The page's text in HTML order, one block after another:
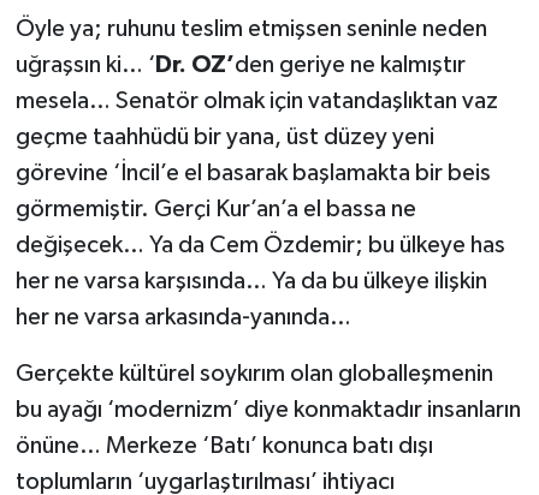
Öyle ya; ruhunu teslim etmişsen seninle neden
uğraşsın ki… ‘ Dr. OZ’den geriye ne kalmıştır
mesela… Senatör olmak için vatandaşlıktan vaz
geçme taahhüdü bir yana, üst düzey yeni
görevine ‘İncil’e el basarak başlamakta bir beis
görmemiştir. Gerçi Kur’an’a el bassa ne
değişecek… Ya da Cem Özdemir; bu ülkeye has
her ne varsa karşısında… Ya da bu ülkeye ilişkin
her ne varsa arkasında-yanında…
Gerçekte kültürel soykırım olan globalleşmenin
bu ayağı ‘modernizm’ diye konmaktadır insanların
önüne… Merkeze ‘Batı’ konunca batı dışı
toplumların ‘uygarlaştırılması’ ihtiyacı